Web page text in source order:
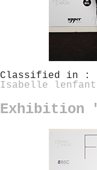
Classified in :
Isabelle lenfant
Exhibition "